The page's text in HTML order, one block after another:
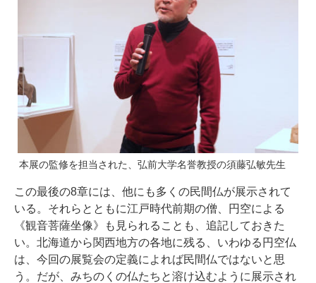
本展の監修を担当された、弘前大学名誉教授の須藤弘敏先生
この最後の8章には、他にも多くの民間仏が展示されて
いる。それらとともに江戸時代前期の僧、円空による
《観音菩薩坐像》も見られることも、追記しておきた
い。北海道から関西地方の各地に残る、いわゆる円空仏
は、今回の展覧会の定義によれば民間仏ではないと思
う。だが、みちのくの仏たちと溶け込むように展示され